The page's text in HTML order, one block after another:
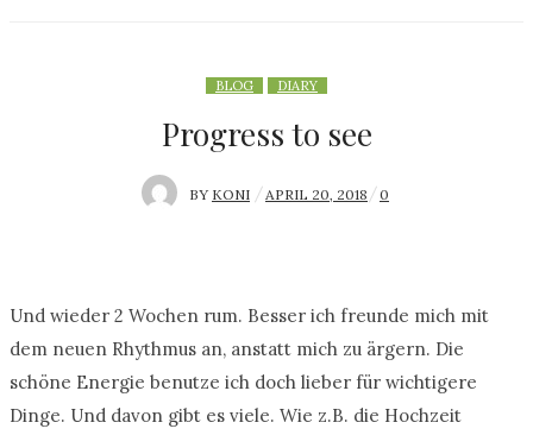
BLOG DIARY
Progress to see
BY KONI
P
E
D
O
N
APRIL 20, 2018 0
Und wieder 2 Wochen rum. Besser ich freunde mich mit
dem neuen Rhythmus an, anstatt mich zu ärgern. Die
schöne Energie benutze ich doch lieber für wichtigere
Dinge. Und davon gibt es viele. Wie z.B. die Hochzeit